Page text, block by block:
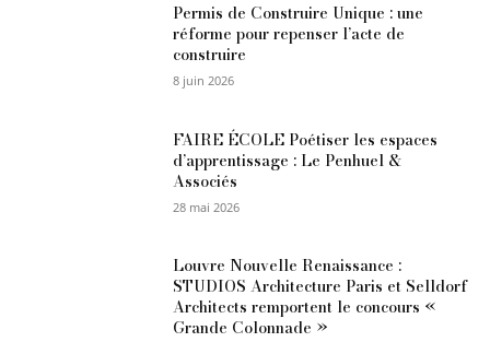
Permis de Construire Unique : une
réforme pour repenser l’acte de
construire
8 juin 2026
FAIRE ÉCOLE Poétiser les espaces
d’apprentissage : Le Penhuel &
Associés
28 mai 2026
Louvre Nouvelle Renaissance :
STUDIOS Architecture Paris et Selldorf
Architects remportent le concours «
Grande Colonnade »